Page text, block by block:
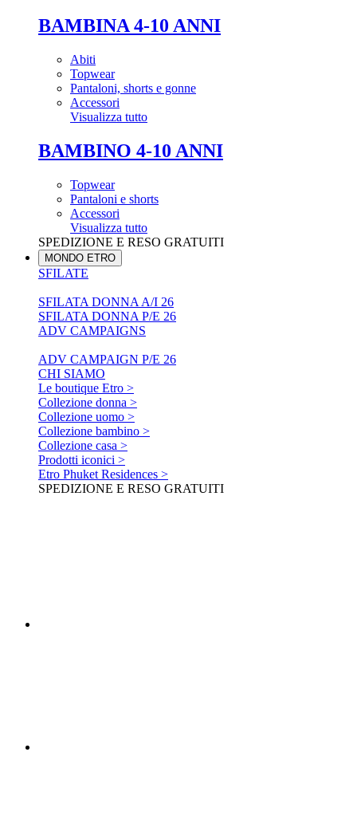
BAMBINA 4-10 ANNI
Abiti
Topwear
Pantaloni, shorts e gonne
Accessori
Visualizza tutto
BAMBINO 4-10 ANNI
Topwear
Pantaloni e shorts
Accessori
Visualizza tutto
SPEDIZIONE E RESO GRATUITI
MONDO ETRO
SFILATE
SFILATA DONNA A/I 26
SFILATA DONNA P/E 26
ADV CAMPAIGNS
ADV CAMPAIGN P/E 26
CHI SIAMO
Le boutique Etro >
Collezione donna >
Collezione uomo >
Collezione bambino >
Collezione casa >
Prodotti iconici >
Etro Phuket Residences >
SPEDIZIONE E RESO GRATUITI